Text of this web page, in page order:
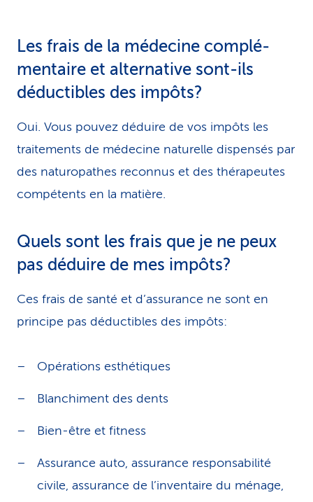
Les frais de la médecine com­plé­
mentaire et alternative sont-ils
déductibles des im­pôts?
Oui. Vous pouvez déduire de vos impôts les
traitements de médecine naturelle dis­pen­sés par
des naturopathes reconnus et des thérapeutes
compétents en la matière.
Quels sont les frais que je ne peux
pas déduire de mes impôts?
Ces frais de santé et d’assurance ne sont en
principe pas déductibles des impôts:
Opérations esthétiques
Blanchiment des dents
Bien-être et fitness
Assurance auto, assurance responsabilité
civile, assurance de l’inventaire du mé­na­ge,